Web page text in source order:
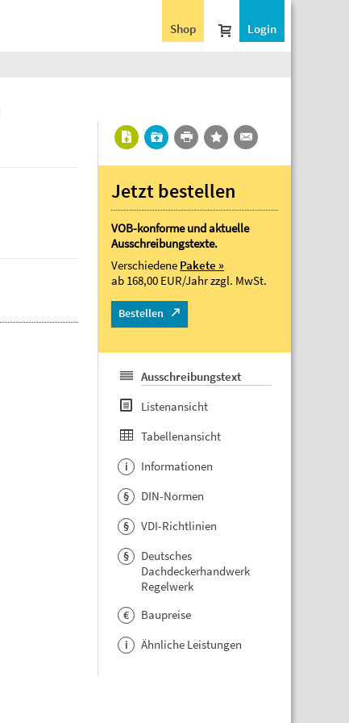
Login
Shop
Jetzt bestellen
VOB-konforme und aktuelle
Ausschreibungstexte.
Verschiedene Pakete »
ab 168,00 EUR/Jahrzzgl. MwSt.
Bestellen
Ausschreibungstext
Listenansicht
Tabellenansicht
i Informationen
§ DIN-Normen
§ VDI-Richtlinien
§
Deutsches
Dachdeckerhandwerk
Regelwerk
€ Baupreise
i Ähnliche Leistungen